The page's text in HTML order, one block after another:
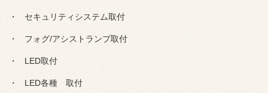
セキュリティシステム取付
フォグ/アシストランプ取付
LED取付
LED各種 取付